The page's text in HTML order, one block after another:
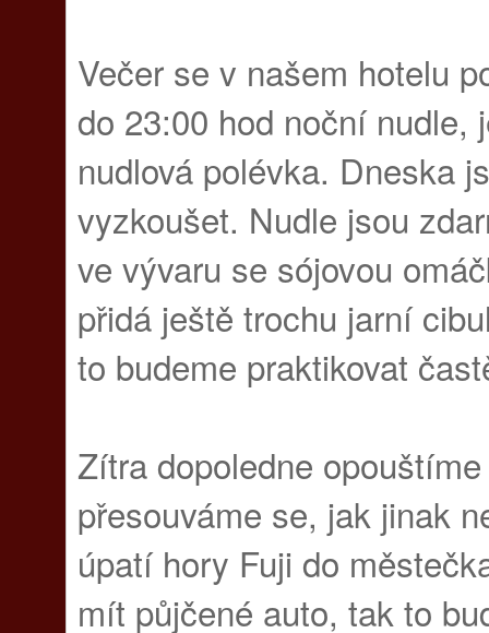
Večer se v našem hotelu
do 23:00 hod noční nudle,
nudlová polévka. Dneska
vyzkoušet. Nudle jsou
ve vývaru se sójovou
přidá ještě trochu jarní
to budeme praktikovat
Zítra dopoledne
přesouváme se, jak jinak
úpatí hory Fuji do
mít půjčené auto, tak to